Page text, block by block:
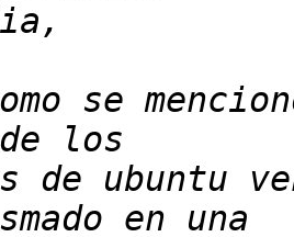
se
de ubuntu